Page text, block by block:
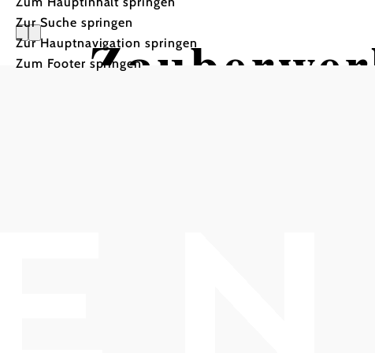
Zur Suche springen
Zur Hauptnavigation springen
Zum Footer springen